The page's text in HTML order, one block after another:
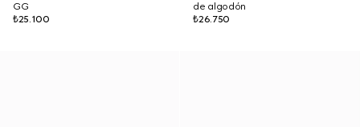
GG
₺25.100
de algodón
₺26.750